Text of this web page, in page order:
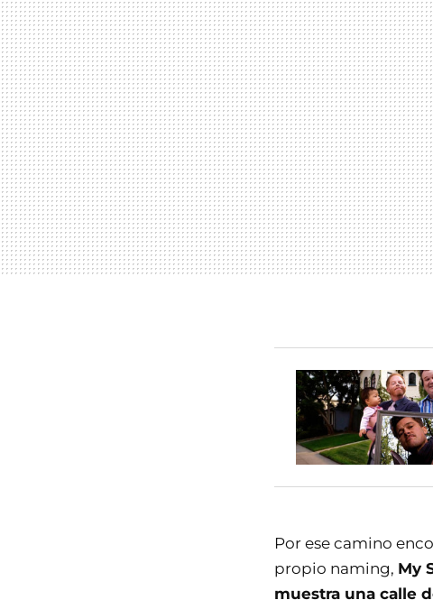
Por ese camino
propio naming, My
muestra una calle